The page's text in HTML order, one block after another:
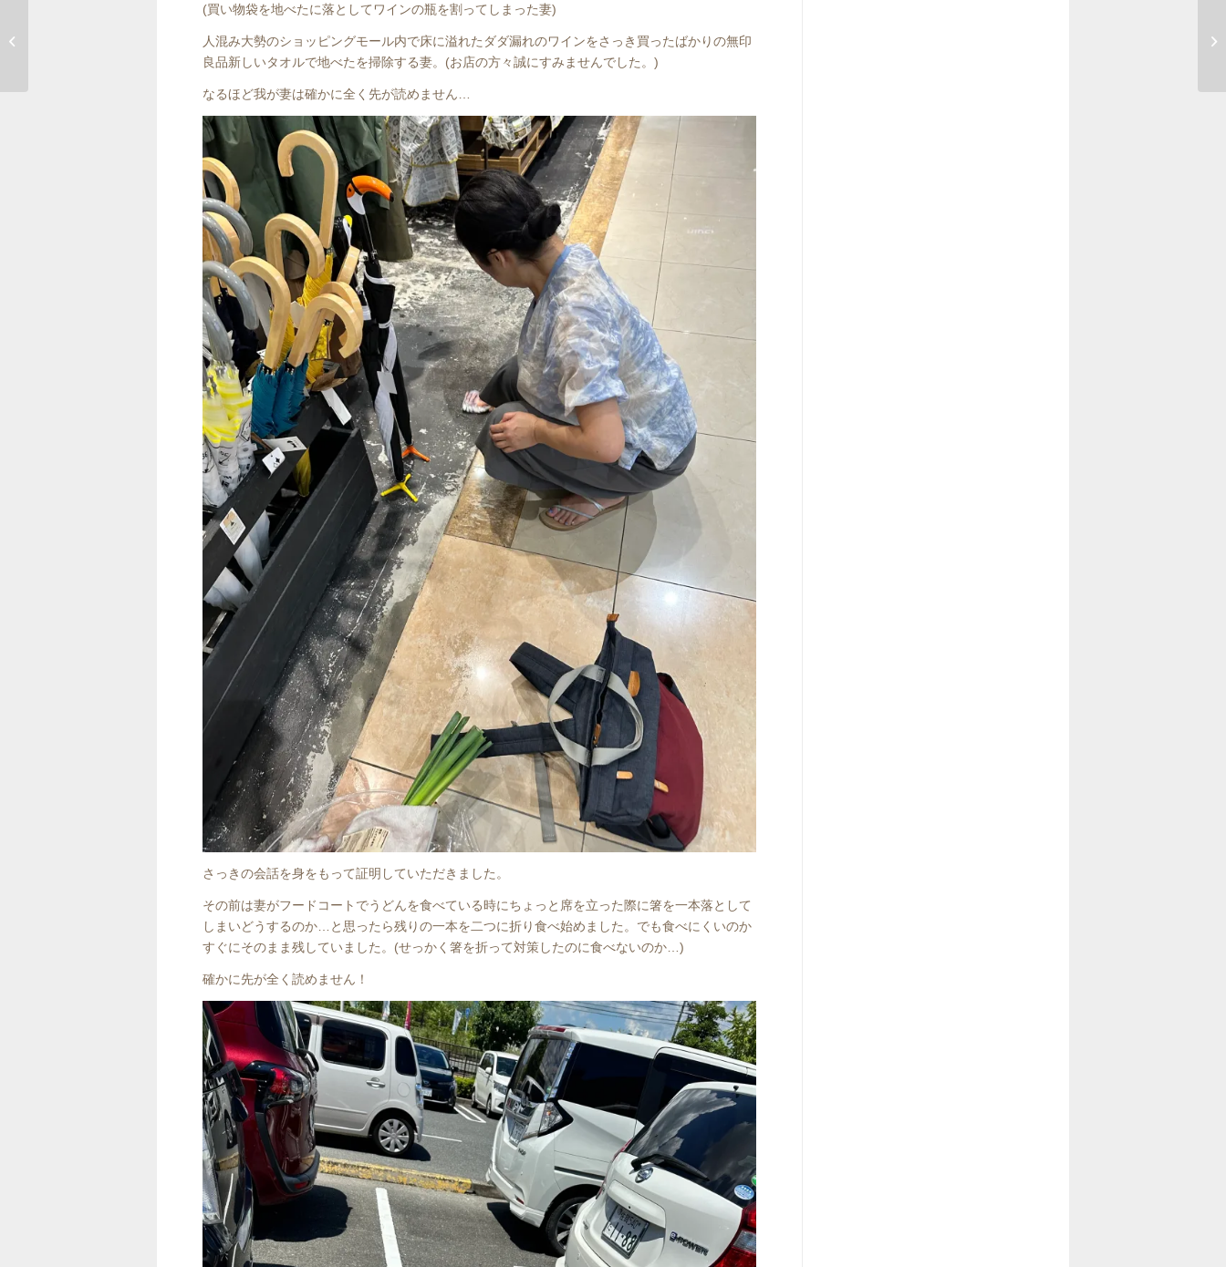
(買い物袋を地べたに落としてワインの瓶を割ってしまった妻)
人混み大勢のショッピングモール内で床に溢れたダダ漏れのワインをさっき買ったばかりの無印
良品新しいタオルで地べたを掃除する妻。(お店の方々誠にすみませんでした。)
なるほど我が妻は確かに全く先が読めません…
さっきの会話を身をもって証明していただきました。
その前は妻がフードコートでうどんを食べている時にちょっと席を立った際に箸を一本落として
しまいどうするのか…と思ったら残りの一本を二つに折り食べ始めました。でも食べにくいのか
すぐにそのまま残していました。(せっかく箸を折って対策したのに食べないのか…)
確かに先が全く読めません！